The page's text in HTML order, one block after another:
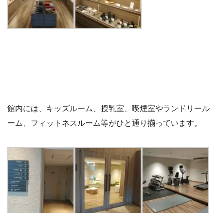
館内には、キッズルーム、授乳室、喫煙室やランドリール
ーム、フィットネスルーム等がひと通り揃っています。